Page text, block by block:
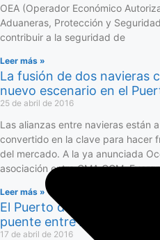
OEA (Operador Económico
Aduaneras, Protección y
contribuir a la seguridad de
Leer más »
La fusión de dos navieras
nuevo escenario en el
25 de abril de 2016
Las alianzas entre navieras están
convertido en la clave para hacer
del mercado. A la ya anunciada
asociación entre CMA CGM,
Leer más »
El Puerto de Valencia se
puente entre América y
17 de abril de 2016